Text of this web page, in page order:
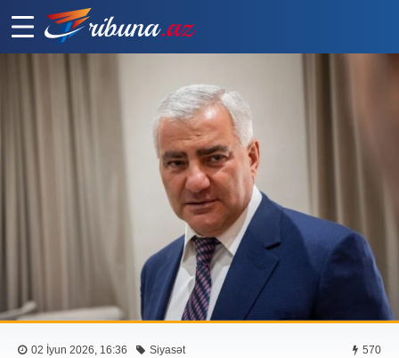
02 İyun 2026, 16:36 Siyasət 570